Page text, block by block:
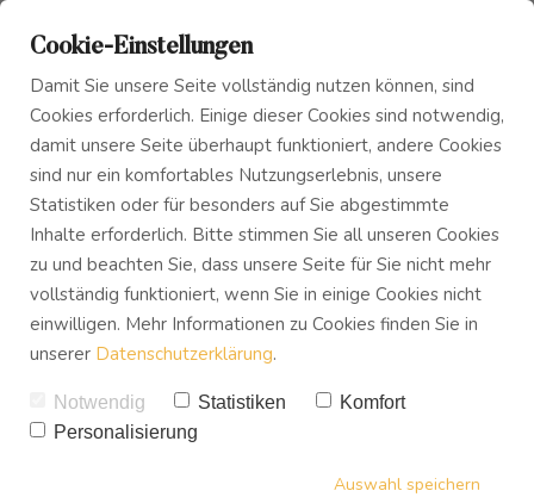
Das Innere Kind
Innerer Frieden
Blog
Podcast
Buch
Download
Cookie-Einstellungen
Damit Sie unsere Seite vollständig nutzen können, sind
Cookies erforderlich. Einige dieser Cookies sind notwendig,
damit unsere Seite überhaupt funktioniert, andere Cookies
sind nur ein komfortables Nutzungserlebnis, unsere
Statistiken oder für besonders auf Sie abgestimmte
Inhalte erforderlich. Bitte stimmen Sie all unseren Cookies
zu und beachten Sie, dass unsere Seite für Sie nicht mehr
vollständig funktioniert, wenn Sie in einige Cookies nicht
einwilligen. Mehr Informationen zu Cookies finden Sie in
unserer Datenschutzerklärung.
Notwendig Statistiken
Komfort
Personalisierung
Auswahl speichern